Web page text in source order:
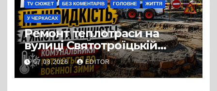
TV СЮЖЕТ БЕЗ КОМЕНТАРІВ ГОЛОВНЕ ЖИТТЯ
У ЧЕРКАСАХ
Ремонт теплотраси на
вулиці Святотроїцькій
затягнувся порівняно із
запланованими термінами.
Вулицю досі не відкрили
07.08.2026 EDITOR